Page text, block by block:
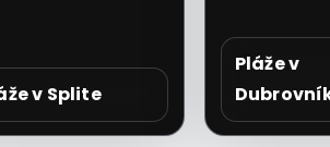
v Splite
Pláže v